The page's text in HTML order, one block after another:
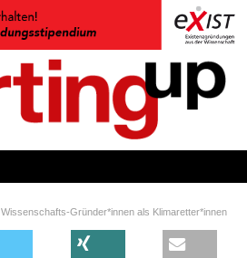
Wissenschafts-Gründer*innen als Klimaretter*innen